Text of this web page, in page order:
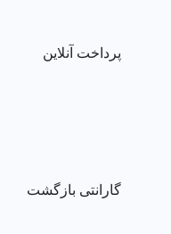
پرداخت آنلاین
گارانتی بازگشت